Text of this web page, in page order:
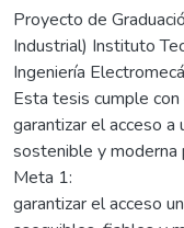
Proyecto de
Industrial) Instituto
Ingeniería
Esta tesis cumple
garantizar el acceso a
sostenible y moderna
Meta 1:
garantizar el acceso